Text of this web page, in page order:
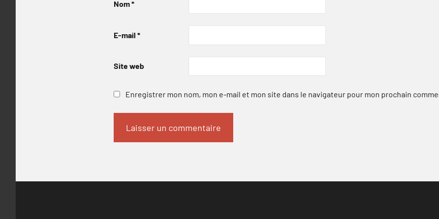
Nom*
E-mail *
Site web
Enregistrer mon nom, mon e-mail et mon site dans le navigateur pour mon prochain